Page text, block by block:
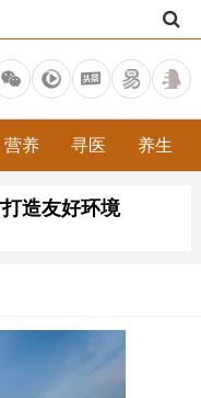
营养 寻医 养生
造友好环境